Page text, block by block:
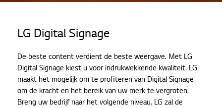
Producten
Digital Signage
LG Digital Signage
De beste content verdient de beste weergave. Met LG
Digital Signage kiest u voor indrukwekkende kwaliteit. LG
maakt het mogelijk om te profiteren van Digital Signage
om de kracht en het bereik van uw merk te vergroten.
Breng uw bedrijf naar het volgende niveau. LG zal de